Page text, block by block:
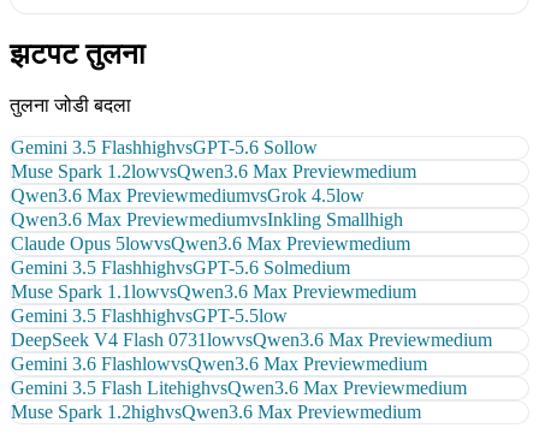
झटपट तुलना
तुलना जोडी बदला
Gemini 3.5 FlashhighvsGPT-5.6 Sollow
Muse Spark 1.2lowvsQwen3.6 Max Previewmedium
Qwen3.6 Max PreviewmediumvsGrok 4.5low
Qwen3.6 Max PreviewmediumvsInkling Smallhigh
Claude Opus 5lowvsQwen3.6 Max Previewmedium
Gemini 3.5 FlashhighvsGPT-5.6 Solmedium
Muse Spark 1.1lowvsQwen3.6 Max Previewmedium
Gemini 3.5 FlashhighvsGPT-5.5low
DeepSeek V4 Flash 0731lowvsQwen3.6 Max Previewmedium
Gemini 3.6 FlashlowvsQwen3.6 Max Previewmedium
Gemini 3.5 Flash LitehighvsQwen3.6 Max Previewmedium
Muse Spark 1.2highvsQwen3.6 Max Previewmedium